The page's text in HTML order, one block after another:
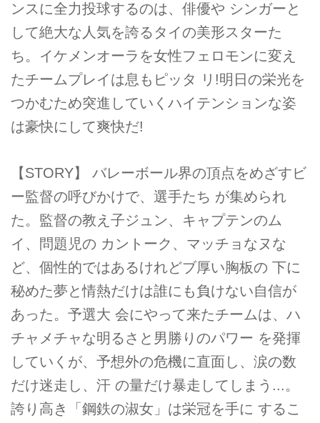
ンスに全力投球するのは、俳優や シンガーと
して絶大な人気を誇るタイの美形スターた
ち。イケメンオーラを女性フェロモンに変え
たチームプレイは息もピッタ リ!明日の栄光を
つかむため突進していくハイテンションな姿
は豪快にして爽快だ!
【STORY】 バレーボール界の頂点をめざすビ
ー監督の呼びかけで、選手たち が集められ
た。監督の教え子ジュン、キャプテンのム
イ、問題児の カントーク、マッチョなヌな
ど、個性的ではあるけれどブ厚い胸板の 下に
秘めた夢と情熱だけは誰にも負けない自信が
あった。予選大 会にやって来たチームは、ハ
チャメチャな明るさと男勝りのパワー を発揮
していくが、予想外の危機に直面し、涙の数
だけ迷走し、汗 の量だけ暴走してしまう...。
誇り高き「鋼鉄の淑女」は栄冠を手に するこ